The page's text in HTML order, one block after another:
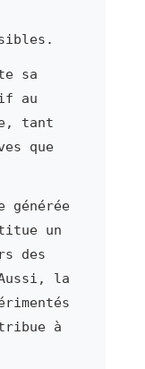
sa
au
tant
que
un
des
la
à